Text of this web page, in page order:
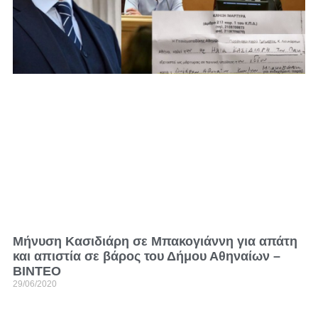
Μήνυση Κασιδιάρη σε Μπακογιάννη για απάτη
και απιστία σε βάρος του Δήμου Αθηναίων –
ΒΙΝΤΕΟ
29/06/2020